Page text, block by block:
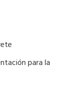
para la